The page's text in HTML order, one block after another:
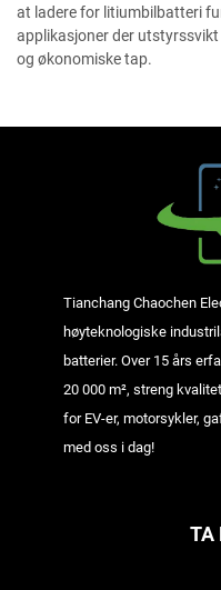
at ladere for litiumbilbatteri
applikasjoner der
og økonomiske tap.
Tianchang Chaochen
høyteknologiske
batterier. Over 15 års
20 000 m², streng
for EV-er, motorsykler,
med oss i dag!
TA